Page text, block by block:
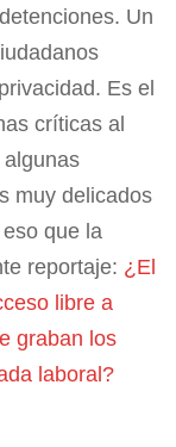
Un
Es el
críticas al
muy delicados
que la
reportaje: ¿El
libre a
graban los
laboral?